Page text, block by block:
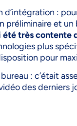
d’intégration :
et un
été très contente
plus
pour
: c’était
des derniers